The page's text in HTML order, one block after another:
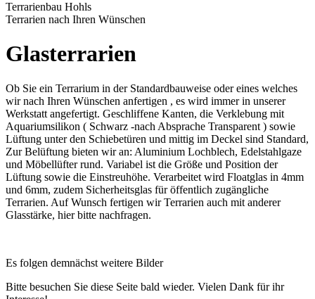
Terrarienbau Hohls
Terrarien nach Ihren Wünschen
Glasterrarien
Ob Sie ein Terrarium in der Standardbauweise oder eines welches
wir nach Ihren Wünschen anfertigen , es wird immer in unserer
Werkstatt angefertigt. Geschliffene Kanten, die Verklebung mit
Aquariumsilikon ( Schwarz -nach Absprache Transparent ) sowie
Lüftung unter den Schiebetüren und mittig im Deckel sind Standard,
Zur Belüftung bieten wir an: Aluminium Lochblech, Edelstahlgaze
und Möbellüfter rund. Variabel ist die Größe und Position der
Lüftung sowie die Einstreuhöhe. Verarbeitet wird Floatglas in 4mm
und 6mm, zudem Sicherheitsglas für öffentlich zugängliche
Terrarien. Auf Wunsch fertigen wir Terrarien auch mit anderer
Glasstärke, hier bitte nachfragen.
Es folgen demnächst weitere Bilder
Bitte besuchen Sie diese Seite bald wieder. Vielen Dank für ihr